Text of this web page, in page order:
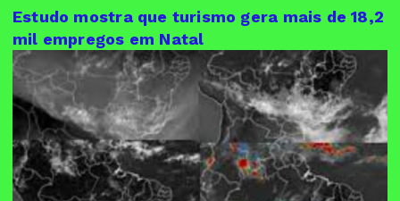
Estudo mostra que turismo gera mais de 18,2
mil empregos em Natal